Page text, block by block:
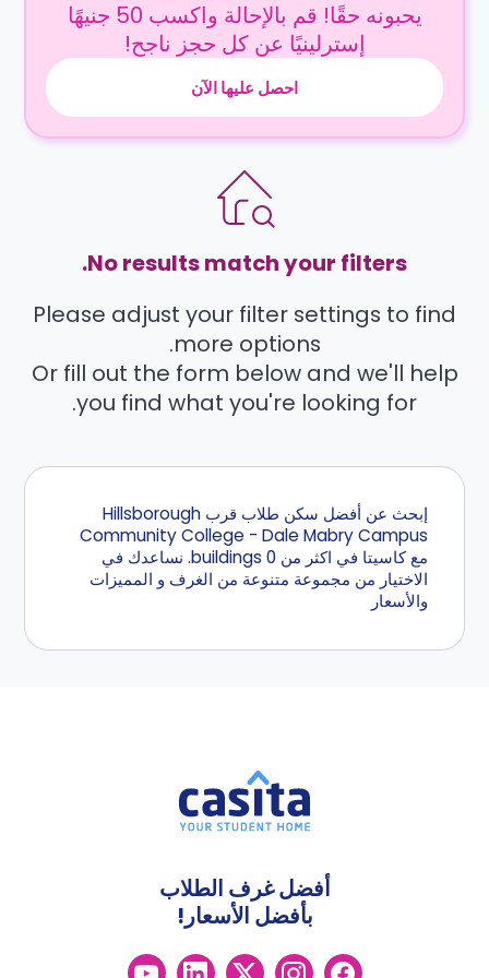
يحبونه حقًا! قم بالإحالة واكسب 50 جنيهًا
إسترلينيًا عن كل حجز ناجح!
احصل عليها الآن
No results match your filters.
Please adjust your filter settings to find
more options.
Or fill out the form below and we'll help
you find what you're looking for.
إبحث عن أفضل سكن طلاب قرب Hillsborough
Community College - Dale Mabry Campus
مع كاسيتا في اكثر من 0 buildings. نساعدك في
الاختيار من مجموعة متنوعة من الغرف و المميزات
والأسعار
أفضل غرف الطلاب
بأفضل الأسعار!